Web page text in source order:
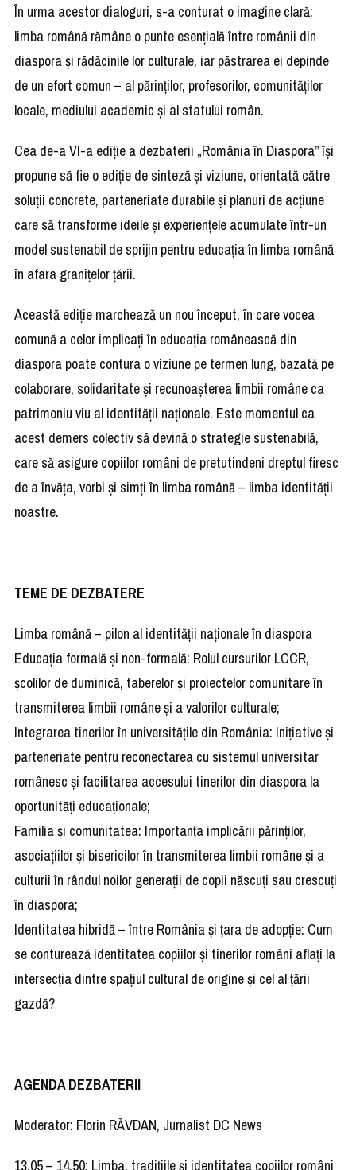
În urma acestor dialoguri, s-a conturat o imagine clară:
limba română rămâne o punte esențială între românii din
diaspora și rădăcinile lor culturale, iar păstrarea ei depinde
de un efort comun – al părinților, profesorilor, comunităților
locale, mediului academic și al statului român.
Cea de-a VI-a ediție a dezbaterii „România în Diaspora” își
propune să fie o ediție de sinteză și viziune, orientată către
soluții concrete, parteneriate durabile și planuri de acțiune
care să transforme ideile și experiențele acumulate într-un
model sustenabil de sprijin pentru educația în limba română
în afara granițelor țării.
Această ediție marchează un nou început, în care vocea
comună a celor implicați în educația românească din
diaspora poate contura o viziune pe termen lung, bazată pe
colaborare, solidaritate și recunoașterea limbii române ca
patrimoniu viu al identității naționale. Este momentul ca
acest demers colectiv să devină o strategie sustenabilă,
care să asigure copiilor români de pretutindeni dreptul firesc
de a învăța, vorbi și simți în limba română – limba identității
noastre.
TEME DE DEZBATERE
Limba română – pilon al identității naționale în diaspora
Educația formală și non-formală: Rolul cursurilor LCCR,
școlilor de duminică, taberelor și proiectelor comunitare în
transmiterea limbii române și a valorilor culturale;
Integrarea tinerilor în universitățile din România: Inițiative și
parteneriate pentru reconectarea cu sistemul universitar
românesc și facilitarea accesului tinerilor din diaspora la
oportunități educaționale;
Familia și comunitatea: Importanța implicării părinților,
asociațiilor și bisericilor în transmiterea limbii române și a
culturii în rândul noilor generații de copii născuți sau crescuți
în diaspora;
Identitatea hibridă – între România și țara de adopție: Cum
se conturează identitatea copiilor și tinerilor români aflați la
intersecția dintre spațiul cultural de origine și cel al țării
gazdă?
AGENDA DEZBATERII
Moderator: Florin RĂVDAN, Jurnalist DC News
13.05 – 14.50: Limba, tradițiile și identitatea copiilor români